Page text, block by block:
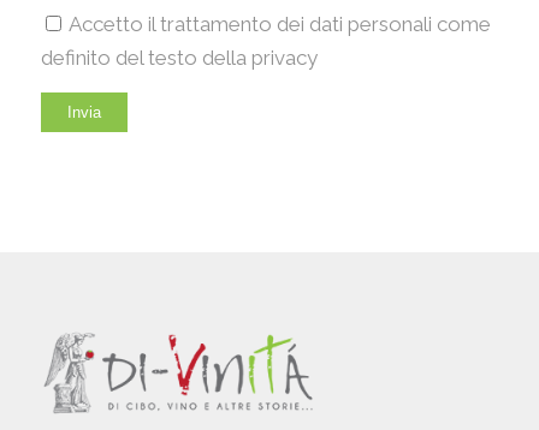
Accetto il trattamento dei dati personali come
definito del testo della privacy